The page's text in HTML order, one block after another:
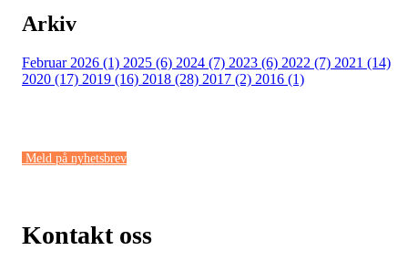
Arkiv
Februar 2026 (1) 2025 (6) 2024 (7) 2023 (6) 2022 (7) 2021 (14)
2020 (17) 2019 (16) 2018 (28) 2017 (2) 2016 (1)
Meld på nyhetsbrev
Kontakt oss